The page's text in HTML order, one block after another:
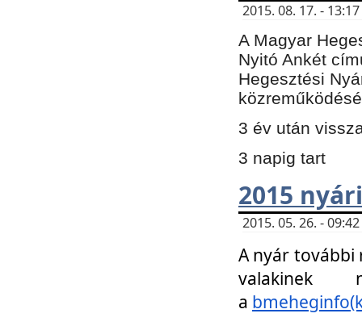
2015. 08. 17. -
A Magyar
Nyitó Ankét
Hegesztési
3 év után
3 napig tart
2015
2015. 05. 26. -
A nyár további
a